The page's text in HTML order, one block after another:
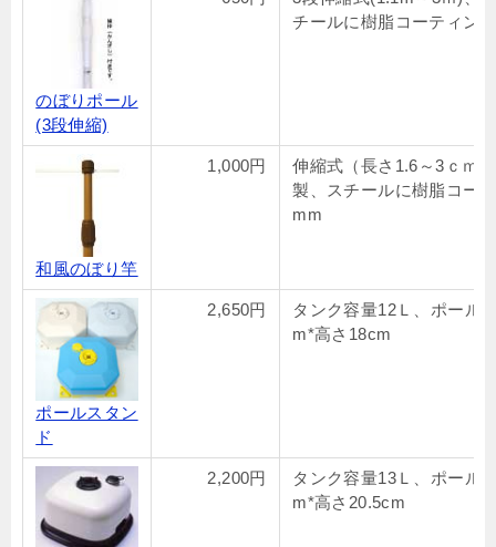
のぼりポール
(3段伸縮)
チールに樹脂コーティン
和風のぼり竿
1,000円
伸縮式（長さ1.6～3ｃｍ
製、スチールに樹脂コー
mm
ポールスタン
ド
2,650円
タンク容量12Ｌ、ポール
m*高さ18cm
2,200円
タンク容量13Ｌ、ポール
m*高さ20.5cm